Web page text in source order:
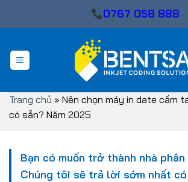
0767 058 888
Trang chủ » Nên chọn máy in date cầm
có sẵn? Năm 2025
Bạn có muốn trở thành nhà
Chúng tôi sẽ trả lời sớm nhất